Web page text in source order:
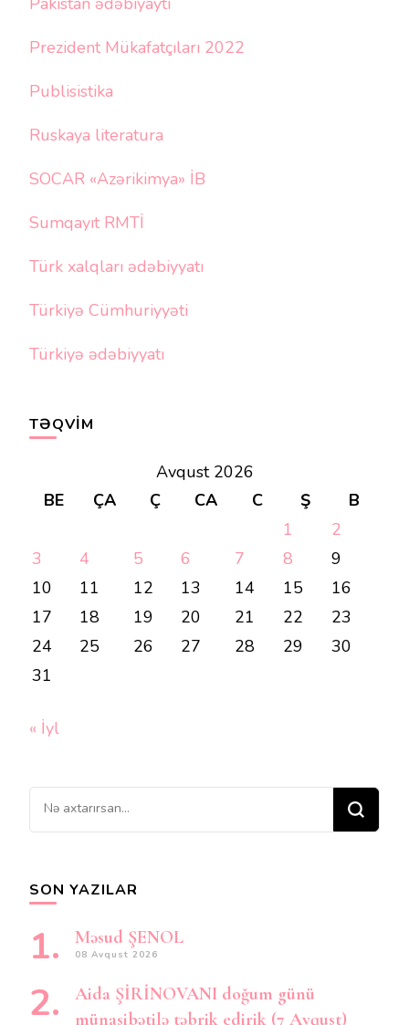
Prezident Mükafatçıları 2022
Publisistika
Ruskaya literatura
SOCAR «Azərikimya» İB
Sumqayıt RMTİ
Türk xalqları ədəbiyyatı
Türkiyə Cümhuriyyəti
Türkiyə ədəbiyyatı
TƏQVIM
Avqust 2026
BE
ÇA Ç CA C Ş
B
1
2
3
4 5 6 7 8
9
10
11 12 13 14 15
16
17
18 19 20 21 22
23
24
25 26 27 28 29
30
31
« İyl
Bir
şey
SON YAZILAR
Məsud ŞENOL
08 Avqust 2026
Aida ŞİRİNOVANI doğum günü
münasibətilə təbrik edirik (7 Avqust)